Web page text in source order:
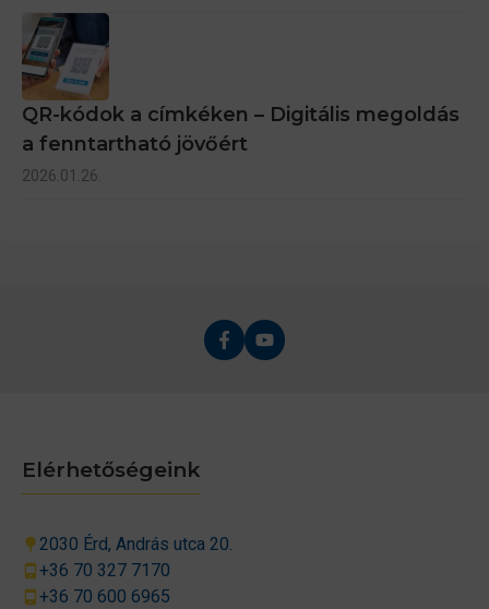
QR-kódok a címkéken – Digitális megoldás
a fenntartható jövőért
2026.01.26.
Elérhetőségeink
2030 Érd, András utca 20.
+36 70 327 7170
+36 70 600 6965